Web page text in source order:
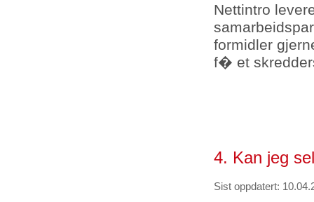
Nettintro
formidler
f� et
4. Kan jeg
Sist oppdatert: